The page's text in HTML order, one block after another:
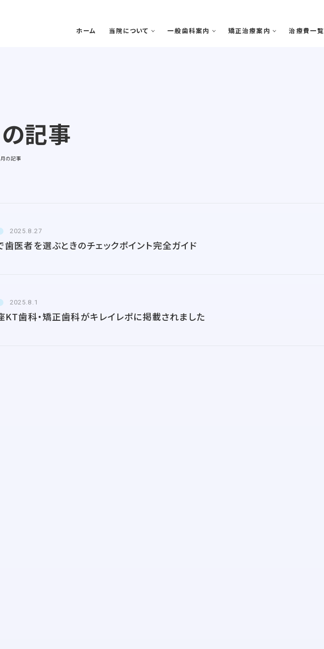
ホーム 当院について
選ばれる理由
一般歯科案内 矯正治療案内 治療費一覧
記事
の記事
2025.8.27
歯医者を選ぶときのチェックポイント完全ガイド
2025.8.1
KT歯科・矯正歯科がキレイレポに掲載されました